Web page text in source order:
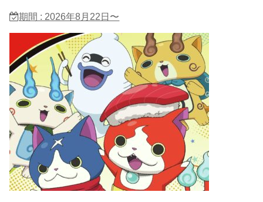
期間 : 2026年8月22日〜